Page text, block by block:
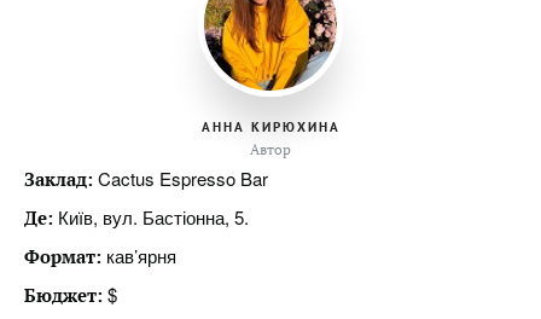
АННА КИРЮХИНА
Автор
Заклад: Cactus Espresso Bar
Де: Київ, вул. Бастіонна, 5.
Формат: кав’ярня
Бюджет: $